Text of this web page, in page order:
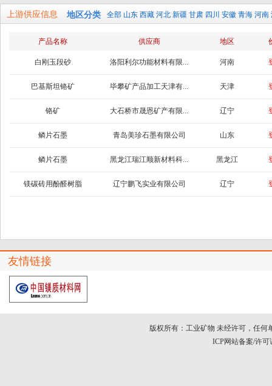
上游供应信息 地区分类 全部 山东 西藏 河北 新疆 甘肃 四川 安徽 青海 河南
产品名称 供应商 地区
白刚玉段砂 洛阳利尔功能材料有限... 河南
巴基斯坦铬矿 毕攀矿产品加工天津有... 天津
铬矿 大石桥市晟恩矿产有限... 辽宁
鳞片石墨 青岛美珍石墨有限公司 山东
鳞片石墨 黑龙江瑞江顺新材料科... 黑龙江
镁碳砖用酚醛树脂 辽宁鹏飞实业有限公司 辽宁
友情链接
版权所有：工业矿物 未经许可，任
ICP网站备案/许可